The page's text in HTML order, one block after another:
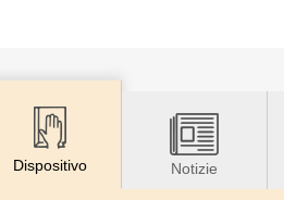
Dispositivo Notizie